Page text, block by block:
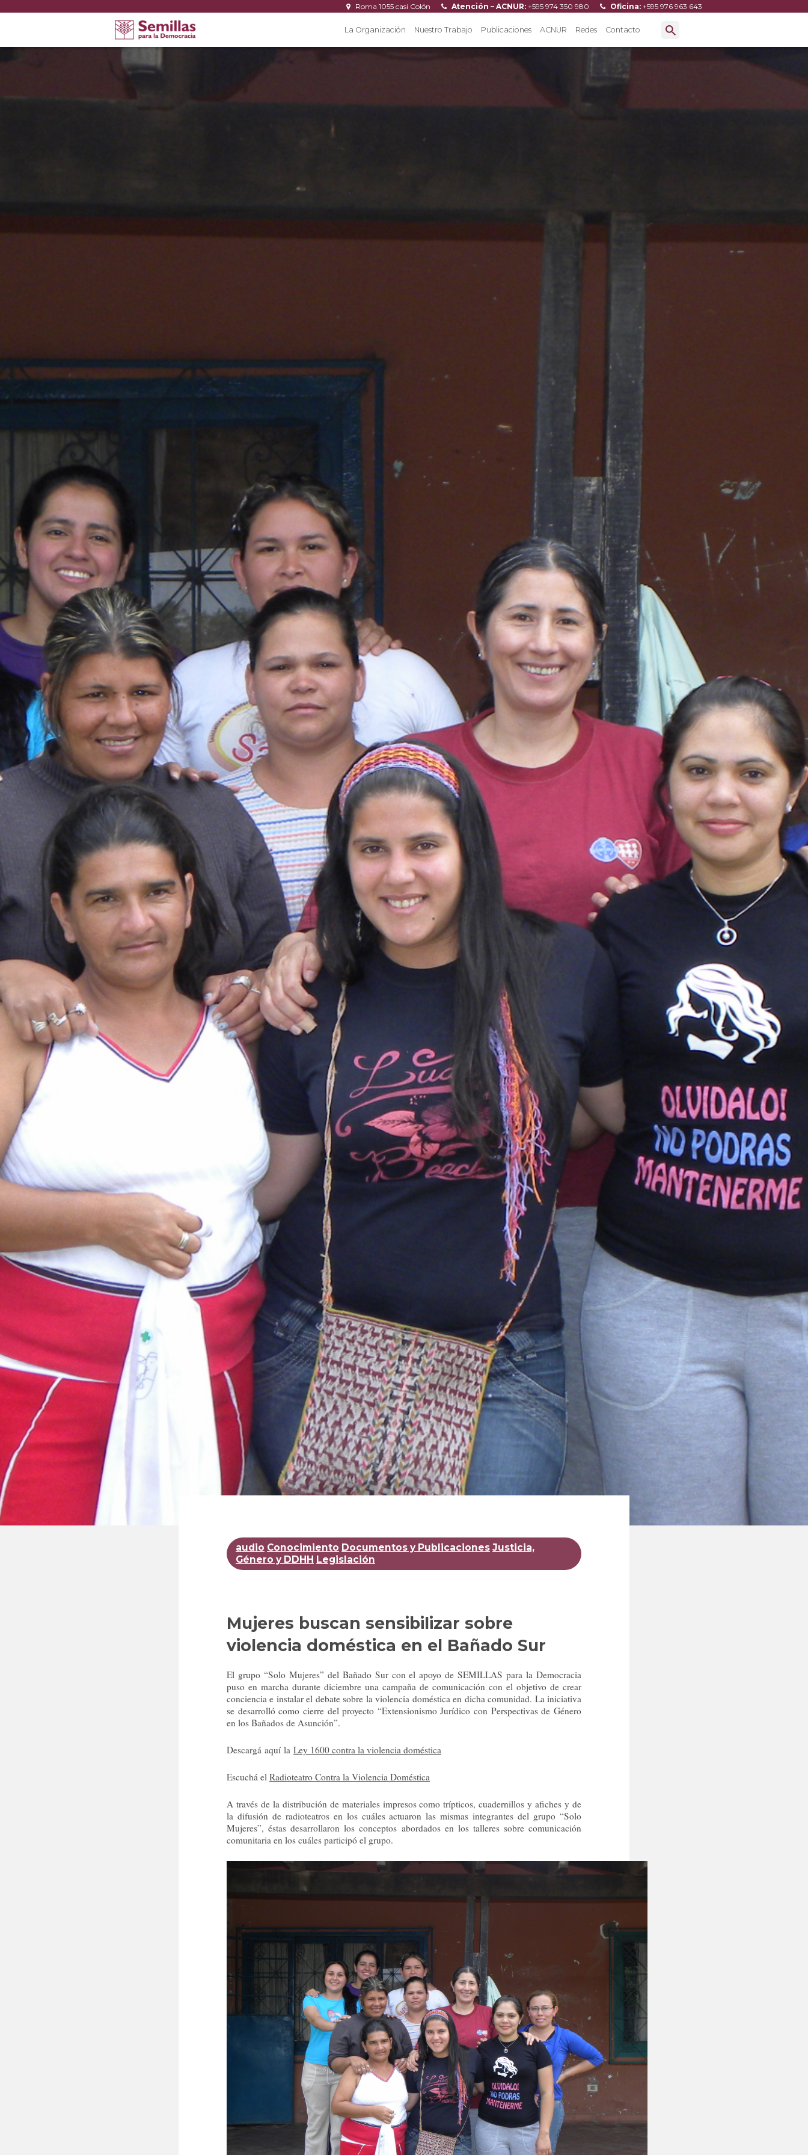
Roma 1055 casi Colón Atención – ACNUR: +595 974 350 980 Oficina: +595 976 963 643
La Organización Nuestro Trabajo Publicaciones ACNUR Redes Contacto
audio Conocimiento Documentos y Publicaciones Justicia,
Género y DDHH Legislación
Mujeres buscan sensibilizar sobre
violencia doméstica en el Bañado Sur
El grupo “Solo Mujeres” del Bañado Sur con el apoyo de SEMILLAS para la Democracia
puso en marcha durante diciembre una campaña de comunicación con el objetivo de crear
conciencia e instalar el debate sobre la violencia doméstica en dicha comunidad. La iniciativa
se desarrolló como cierre del proyecto “Extensionismo Jurídico con Perspectivas de Género
en los Bañados de Asunción”.
Descargá aquí la Ley 1600 contra la violencia doméstica
Escuchá el Radioteatro Contra la Violencia Doméstica
A través de la distribución de materiales impresos como trípticos, cuadernillos y afiches y de
la difusión de radioteatros en los cuáles actuaron las mismas integrantes del grupo “Solo
Mujeres”, éstas desarrollaron los conceptos abordados en los talleres sobre comunicación
comunitaria en los cuáles participó el grupo.